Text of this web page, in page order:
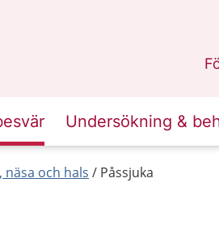
Undersökning &
och hals Påssjuka